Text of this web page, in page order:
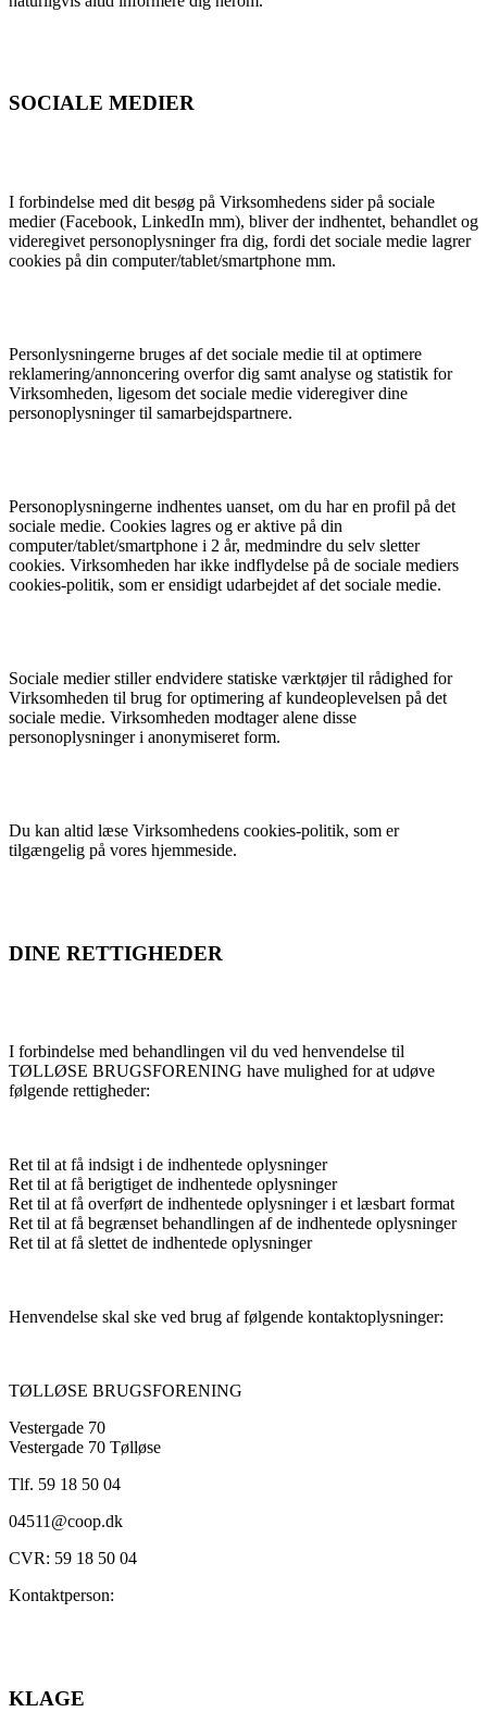
SOCIALE MEDIER
I forbindelse med dit besøg på Virksomhedens sider på sociale
medier (Facebook, LinkedIn mm), bliver der indhentet, behandlet og
videregivet personoplysninger fra dig, fordi det sociale medie lagrer
cookies på din computer/tablet/smartphone mm.
Personlysningerne bruges af det sociale medie til at optimere
reklamering/annoncering overfor dig samt analyse og statistik for
Virksomheden, ligesom det sociale medie videregiver dine
personoplysninger til samarbejdspartnere.
Personoplysningerne indhentes uanset, om du har en profil på det
sociale medie. Cookies lagres og er aktive på din
computer/tablet/smartphone i 2 år, medmindre du selv sletter
cookies. Virksomheden har ikke indflydelse på de sociale mediers
cookies-politik, som er ensidigt udarbejdet af det sociale medie.
Sociale medier stiller endvidere statiske værktøjer til rådighed for
Virksomheden til brug for optimering af kundeoplevelsen på det
sociale medie. Virksomheden modtager alene disse
personoplysninger i anonymiseret form.
Du kan altid læse Virksomhedens cookies-politik, som er
tilgængelig på vores hjemmeside.
DINE RETTIGHEDER
I forbindelse med behandlingen vil du ved henvendelse til
TØLLØSE BRUGSFORENING have mulighed for at udøve
følgende rettigheder:
Ret til at få indsigt i de indhentede oplysninger
Ret til at få berigtiget de indhentede oplysninger
Ret til at få overført de indhentede oplysninger i et læsbart format
Ret til at få begrænset behandlingen af de indhentede oplysninger
Ret til at få slettet de indhentede oplysninger
Henvendelse skal ske ved brug af følgende kontaktoplysninger:
TØLLØSE BRUGSFORENING
Vestergade 70
Vestergade 70 Tølløse
Tlf. 59 18 50 04
04511@coop.dk
CVR: 59 18 50 04
Kontaktperson:
KLAGE